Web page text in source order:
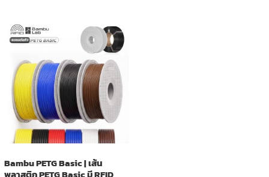
options
be
chosen
on
the
product
page
Bambu PETG Basic | เส้น
พลาสติก PETG Basic มี RFID